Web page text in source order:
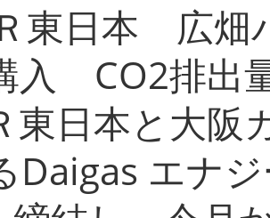
東日本 広畑
入 CO2排出
日本と大阪
Daigas エナ